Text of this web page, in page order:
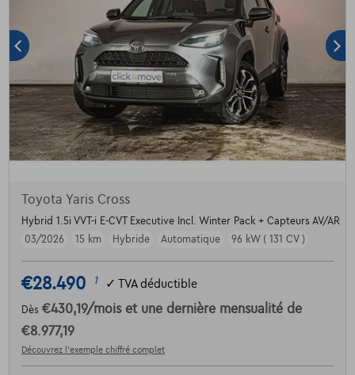
Toyota Yaris Cross
Hybrid 1.5i VVT-i E-CVT Executive Incl. Winter Pack + Capteurs AV/AR
03/2026
15 km Hybride Automatique 96 kW ( 131 CV )
€28.490 1 ✓ TVA déductible
Dès €430,19/mois et une dernière mensualité de
€8.977,19
Découvrez l’exemple chiffré complet